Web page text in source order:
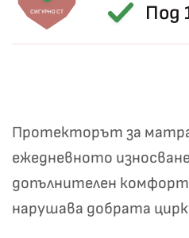
СИГУРНОСТ Под
Протекторът за
ежедневното
допълнителен
нарушава добрата